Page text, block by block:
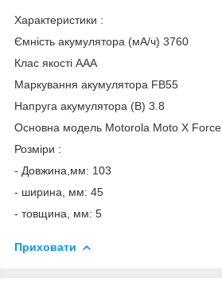
Характеристики :
Ємність акумулятора (мА/ч) 3760
Клас якості AAA
Маркування акумулятора FB55
Напруга акумулятора (B) 3.8
Основна модель Motorola Moto X Force
Розміри :
- Довжина,мм: 103
- ширина, мм: 45
- товщина, мм: 5
Приховати